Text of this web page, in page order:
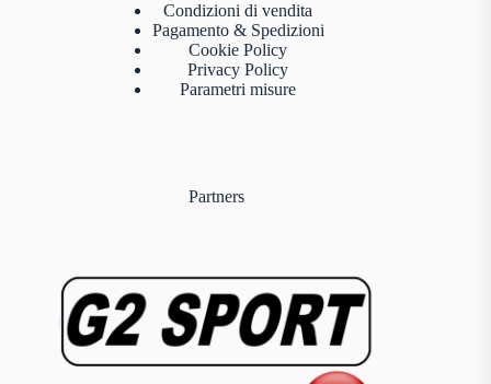
Condizioni di vendita
Pagamento & Spedizioni
Cookie Policy
Privacy Policy
Parametri misure
Partners